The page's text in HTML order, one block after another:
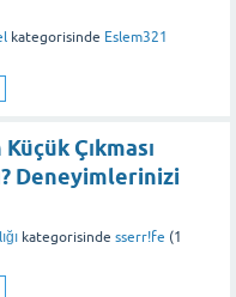
kategorisinde Eslem321
Çıkması
Deneyimlerinizi
kategorisinde sserr!fe (1